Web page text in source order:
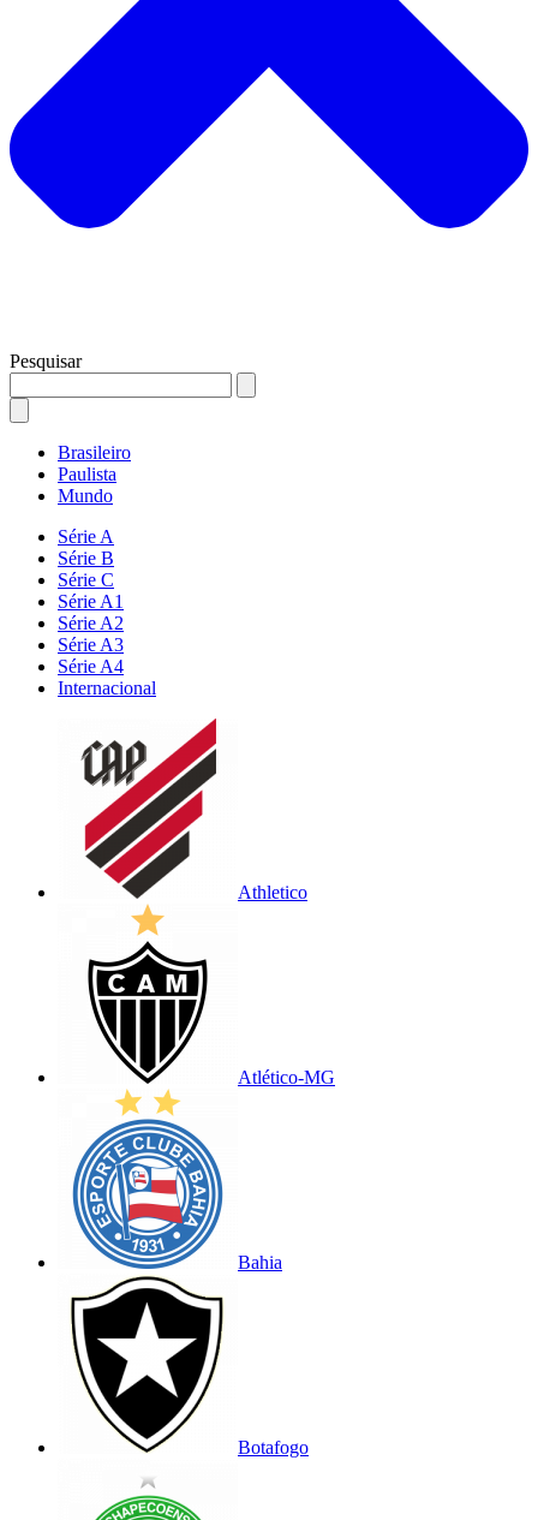
Pesquisar
Brasileiro
Paulista
Mundo
Série A
Série B
Série C
Série A1
Série A2
Série A3
Série A4
Internacional
Athletico
Atlético-MG
Bahia
Botafogo